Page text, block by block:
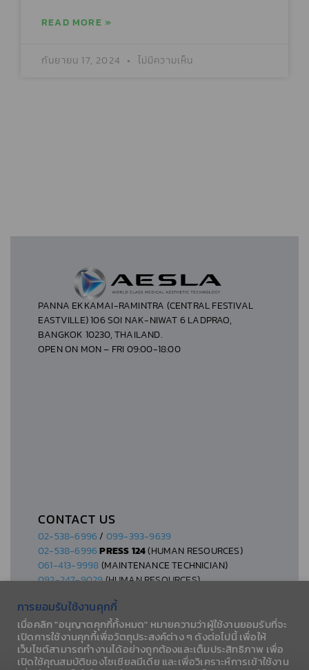
READ MORE »
กันยายน 17, 2024 ไม่มีความเห็น
PANNA EKKAMAI-RAMINTRA (CENTRAL FESTIVAL
EASTVILLE) 106 SOI NAK-NIWAT 6 LADPRAO,
BANGKOK 10230, THAILAND.
OPEN ON MON – FRI 09:00-18:00
CONTACT US
02-538-6996 / 099-393-9639
02-538-6996 PRESS 124(HUMAN RESOURCES)
061-413-9998(MAINTENANCE TECHNICIAN)
092-247-9029(HUMAN RESOURCES)
© 2026 AESLA CO., LTD.
การยอมรับใช้งานคุกกี้
เมื่อคลิก "อนุญาตคุกกี้ทั้งหมด" หมายความว่าผู้ใช้งานยอมรับที่จะ
เปิดการใช้งานคุกกี้เพื่อวัตถุประสงค์ต่าง ๆ ดังต่อไปนี้ เพื่อให้
เว็บไซต์สามารถทำงานได้อย่างถูกต้องและเต็มประสิทธิภาพ เพื่อ
เปิดใช้คุณสมบัติของโซเชียลมีเดีย และเพื่อวิเคราะห์การเข้าใช้งาน